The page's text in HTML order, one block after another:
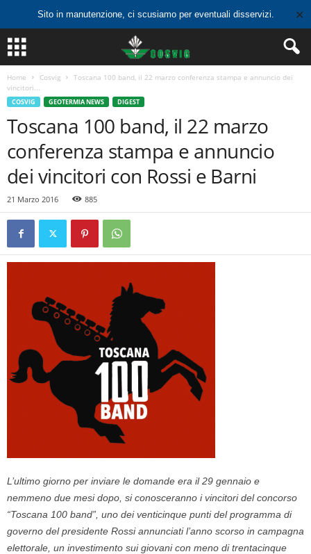
Sito in manutenzione, ci scusiamo per eventuali disservizi. ✕
Home Cosvig
Toscana 100 band, il 22 marzo conferenza stampa e annuncio dei
vincitori...
COSVIG GEOTERMIA NEWS DIGEST
Toscana 100 band, il 22 marzo
conferenza stampa e annuncio
dei vincitori con Rossi e Barni
21 Marzo 2016 885
L’ultimo giorno per inviare le domande era il 29 gennaio e
nemmeno due mesi dopo, si conosceranno i vincitori del concorso
“Toscana 100 band”, uno dei venticinque punti del programma di
governo del presidente Rossi annunciati l’anno scorso in campagna
elettorale, un investimento sui giovani con meno di trentacinque